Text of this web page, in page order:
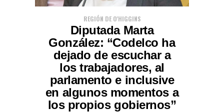
REGIÓN DE O'HIGGINS
Diputada Marta
González: “Codelco ha
dejado de escuchar a
los trabajadores, al
parlamento e inclusive
en algunos momentos a
los propios gobiernos”